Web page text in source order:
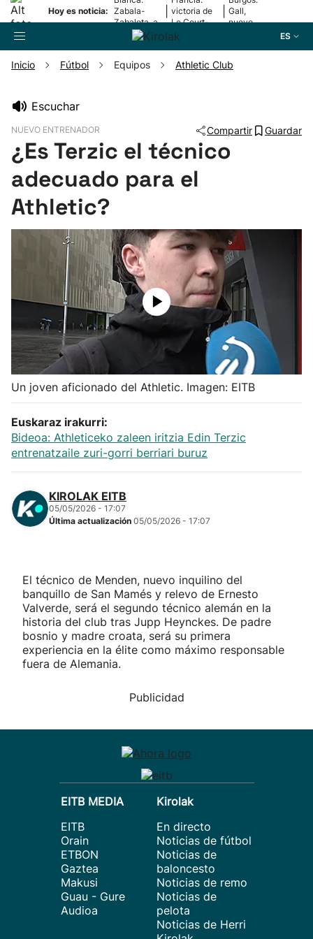
Hoy es noticia: Zabala-
Zabaleta, a
la final
victoria de
Le Court-
Pienaar
Gall,
nuevo
ES
Pelota
Remo
Baloncesto
Ciclismo
Herri-kirolak
Balonmano
Atletismo
Carreras de montaña
Más deportes
Inicio Fútbol Equipos Athletic Club
Escuchar
NUEVO ENTRENADOR Compartir Guardar
¿Es Terzic el técnico
adecuado para el
Athletic?
Un joven aficionado del Athletic. Imagen: EITB
Euskaraz irakurri:
Bideoa: Athleticeko zaleen iritzia Edin Terzic
entrenatzaile zuri-gorri berriari buruz
KIROLAK EITB
05/05/2026 - 17:07
Última actualización 05/05/2026 - 17:07
El técnico de Menden, nuevo inquilino del
banquillo de San Mamés y relevo de Ernesto
Valverde, será el segundo técnico alemán en la
historia del club tras Jupp Heynckes. De padre
bosnio y madre croata, será su primera
experiencia en la élite como máximo responsable
fuera de Alemania.
Publicidad
EITB MEDIA
EITB
Orain
ETBON
Gaztea
Makusi
Guau - Gure
Audioa
Kirolak
En directo
Noticias de fútbol
Noticias de
baloncesto
Noticias de remo
Noticias de
pelota
Noticias de Herri